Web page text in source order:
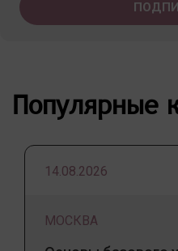
Популярные
14.08.2026
МОСКВА